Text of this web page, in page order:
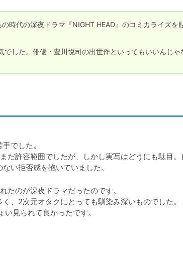
時代の深夜ドラマ『NIGHT HEAD』のコミカライズを
した。俳優・豊川悦司の出世作といってもいいんじゃ
でした。
だ許容範囲でしたが、しかし実写はどうにも駄目。
い拒否感を抱いていました。
たのが深夜ドラマだったのです。
、2次元オタクにとっても馴染み深いものでした。
見られて良かったです。